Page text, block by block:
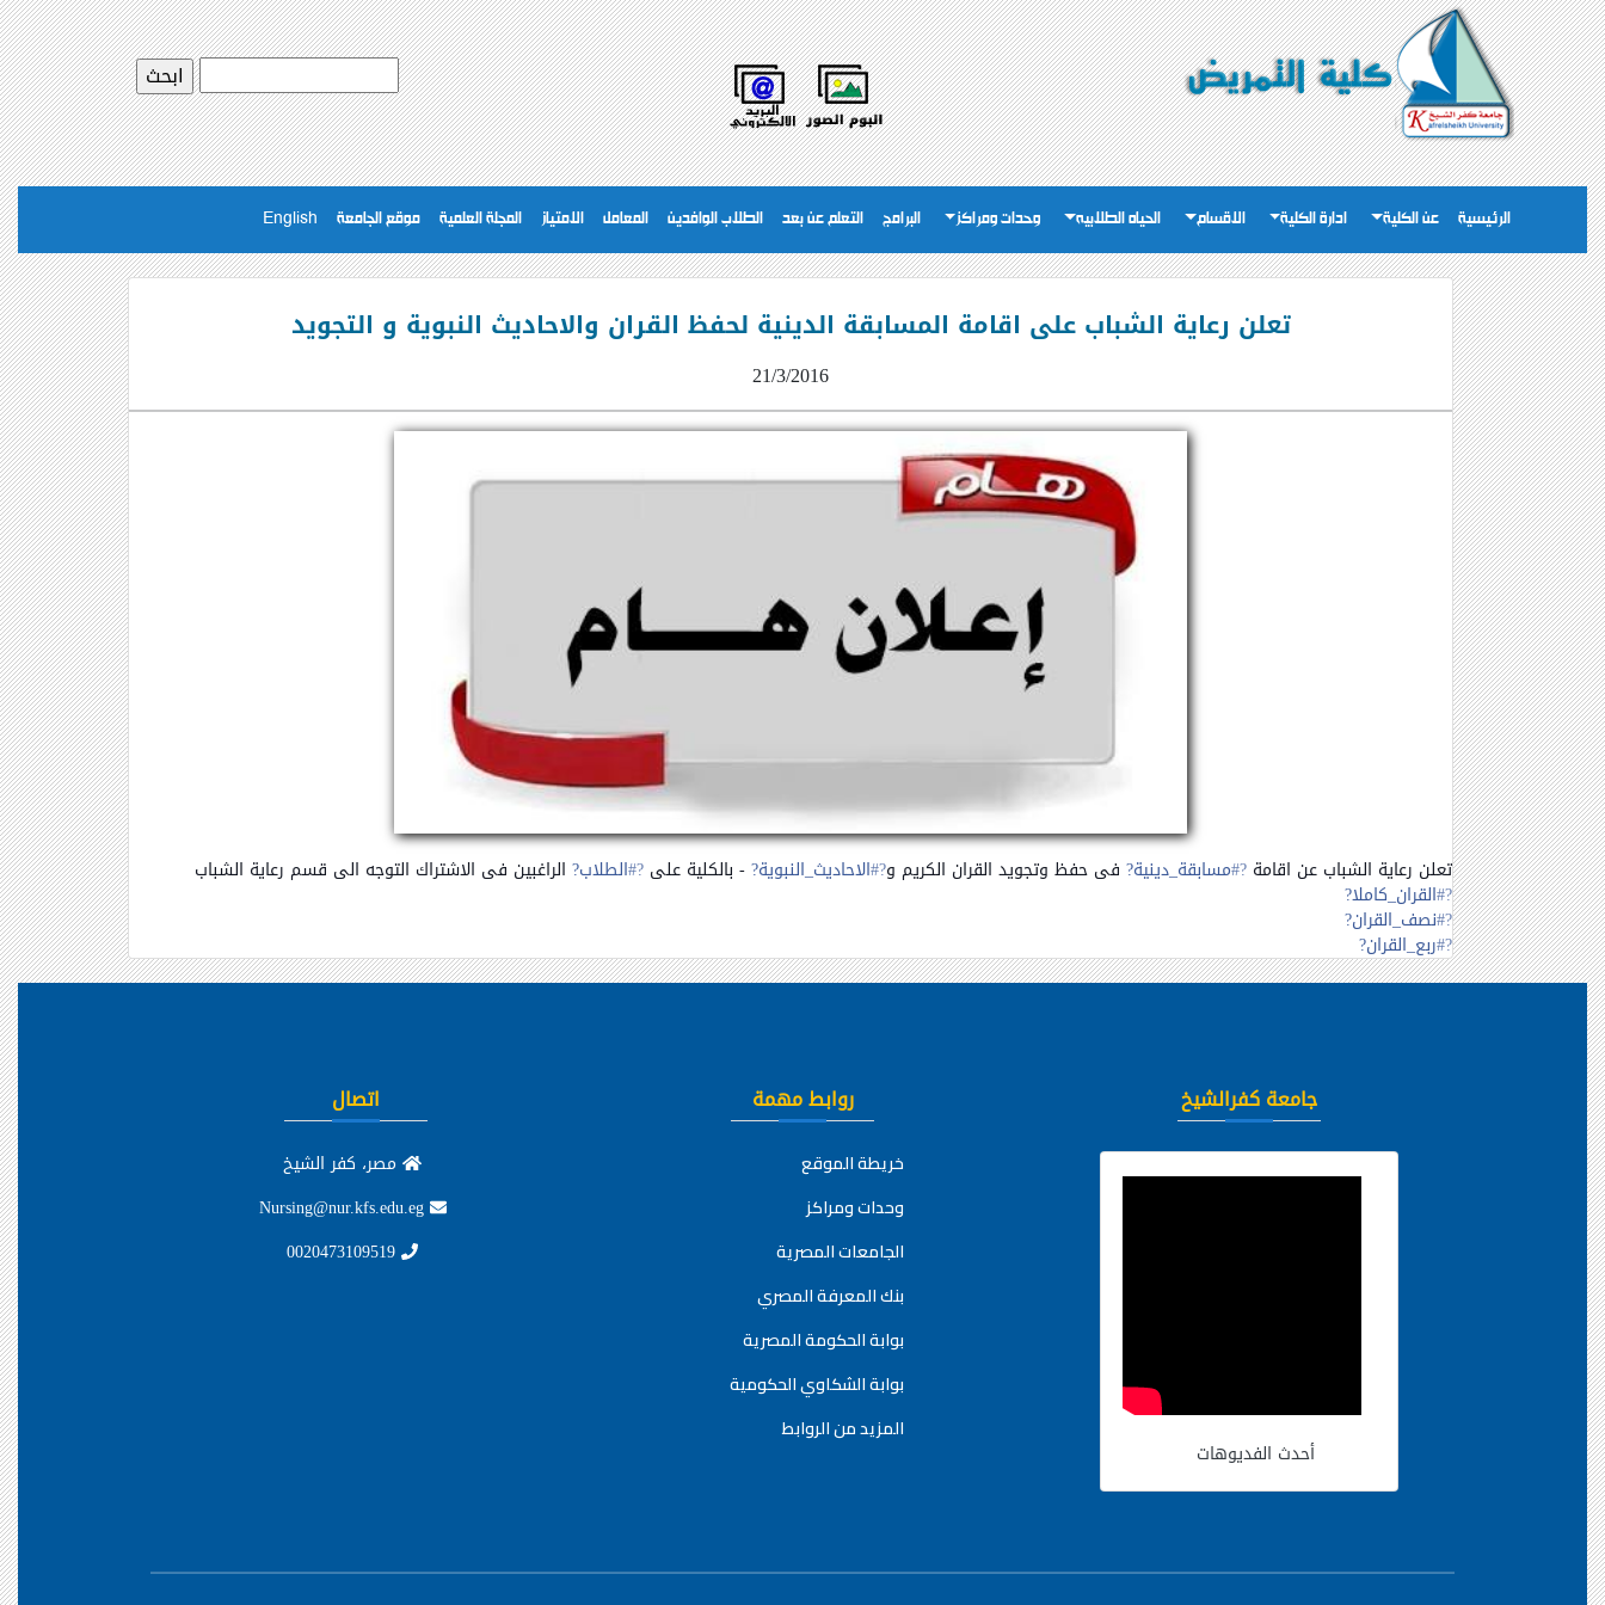
الرئيسية عن الكلية ادارة الكلية الاقسام الحياه الطلابيه وحدات ومراكز البرامج التعلم عن بعد الطلاب الوافدين المعامل الامتياز المجلة العلمية موقع الجامعة English
تعلن رعاية الشباب على اقامة المسابقة الدينية لحفظ القران والاحاديث النبوية و التجويد
21/3/2016
تعلن رعاية الشباب عن اقامة ?#‏مسابقة_دينية? فى حفظ وتجويد القران الكريم و?#‏الاحاديث_النبوية?- بالكلية على ?#‏الطلاب? الراغبين فى الاشتراك التوجه الى قسم رعاية الشباب
?#‏القران_كاملا?
?#‏نصف_القران?
?#‏ربع_القران?
جامعة كفرالشيخ
أحدث الفديوهات
روابط مهمة
خريطة الموقع
وحدات ومراكز
الجامعات المصرية
بنك المعرفة المصري
بوابة الحكومة المصرية
بوابة الشكاوي الحكومية
المزيد من الروابط
اتصال
مصر، كفر الشيخ
Nursing@nur.kfs.edu.eg